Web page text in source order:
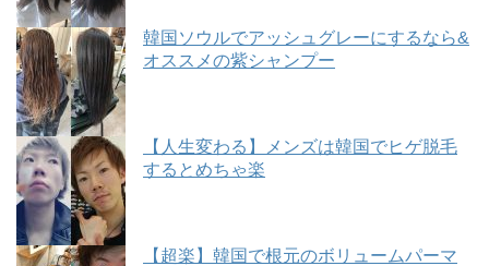
韓国ソウルでアッシュグレーにするなら&
オススメの紫シャンプー
【人生変わる】メンズは韓国でヒゲ脱毛
するとめちゃ楽
【超楽】韓国で根元のボリュームパーマ